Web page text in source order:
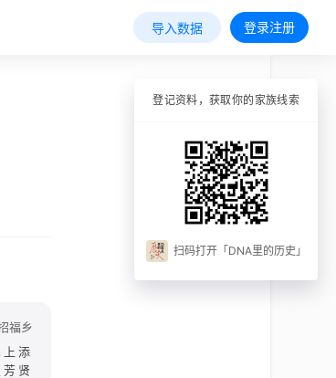
导入数据 登录注册
福乡
添
贤
登记资料，获取你的家族线索
扫码打开「DNA里的历史」